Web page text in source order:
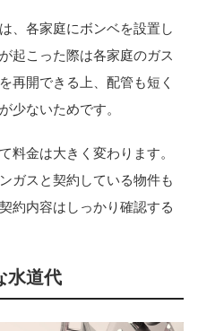
、各家庭にボンベを設置し
起こった際は各家庭のガス
再開できる上、配管も短く
少ないためです。
料金は大きく変わります。
ガスと契約している物件も
約内容はしっかり確認する
水道代